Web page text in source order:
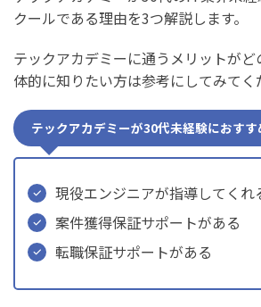
クールである理由を3つ解説します。
テックアカデミーに通うメリットが
体的に知りたい方は参考にしてみてく
テックアカデミーが30代未経験におすす
現役エンジニアが指導してくれ
案件獲得保証サポートがある
転職保証サポートがある